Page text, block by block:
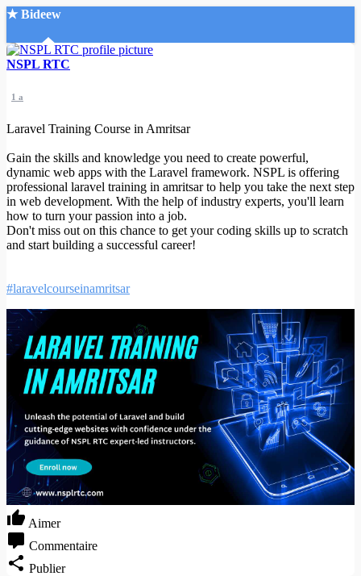
★ Bideew
Accueil
Recherche Avancée
Mon compte
Connexion
Créer un compte
Mode nuit
NSPL RTC
1 a
Laravel Training Course in Amritsar
Gain the skills and knowledge you need to create powerful,
dynamic web apps with the Laravel framework. NSPL is offering
professional laravel training in amritsar to help you take the next step
in web development. With the help of industry experts, you'll learn
how to turn your passion into a job.
Don't miss out on this chance to get your coding skills up to scratch
and start building a successful career!
#laravelcourseinamritsar
Aimer
Commentaire
Publier